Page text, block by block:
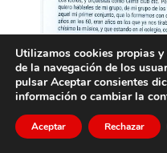
Utilizamos cookies propias
de la navegación de los
pulsar Aceptar consientes
información o cambiar la
Aceptar Rechazar